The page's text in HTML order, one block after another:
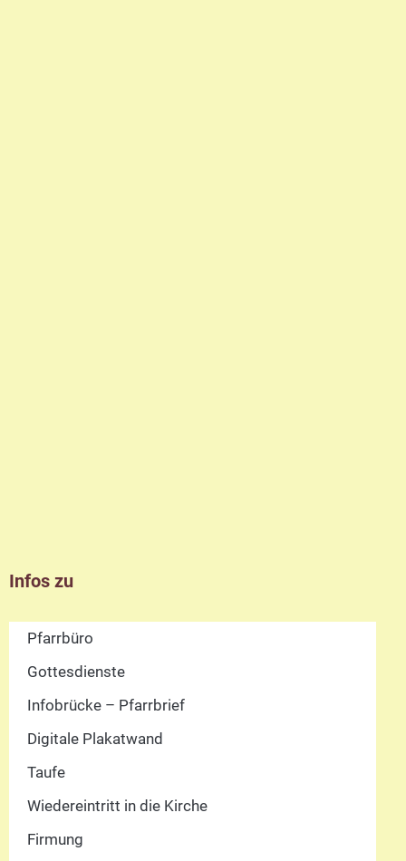
Infos zu
Pfarrbüro
Gottesdienste
Infobrücke – Pfarrbrief
Digitale Plakatwand
Taufe
Wiedereintritt in die Kirche
Firmung